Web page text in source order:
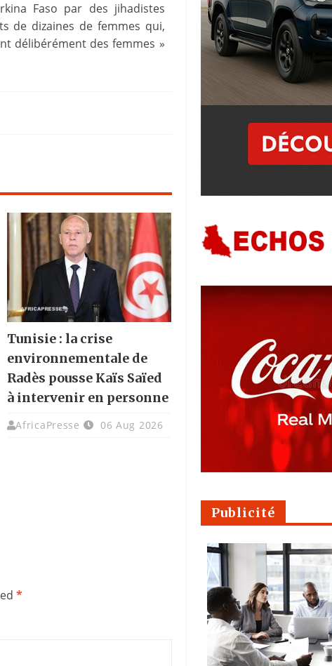
Faso par des jihadistes
de dizaines de femmes qui,
délibérément des femmes »
Tunisie : la crise
environnementale de
Radès pousse Kaïs Saïed
à intervenir en personne
AfricaPresse 06 Aug 2026
*
Publicité